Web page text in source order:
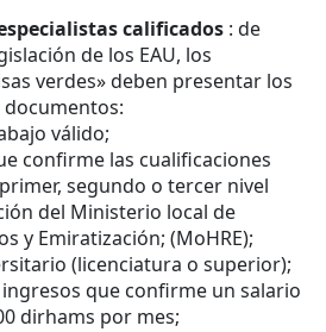
calificados : de
de los EAU, los
verdes» deben presentar los
válido;
confirme las cualificaciones
segundo o tercer nivel
del Ministerio local de
y Emiratización; (MoHRE);
(licenciatura o superior);
que confirme un salario
dirhams por mes;